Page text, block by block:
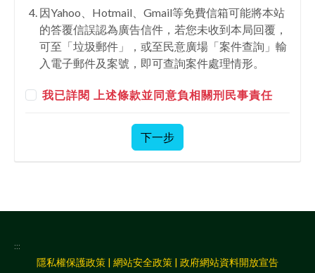
因Yahoo、Hotmail、Gmail等免費信箱可能將本站
的答覆信誤認為廣告信件，若您未收到本局回覆，
可至「垃圾郵件」，或至民意廣場「案件查詢」輸
入電子郵件及案號，即可查詢案件處理情形。
我已詳閱 上述條款並同意負相關刑民事責任
下一步
:::
隱私權保護政策 | 網站安全政策 | 政府網站資料開放宣告